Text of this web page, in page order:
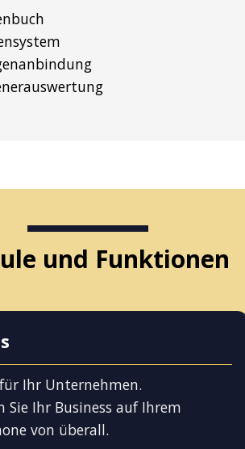
und Funktionen
Ihr Unternehmen.
Sie Ihr Business auf Ihrem
von überall.